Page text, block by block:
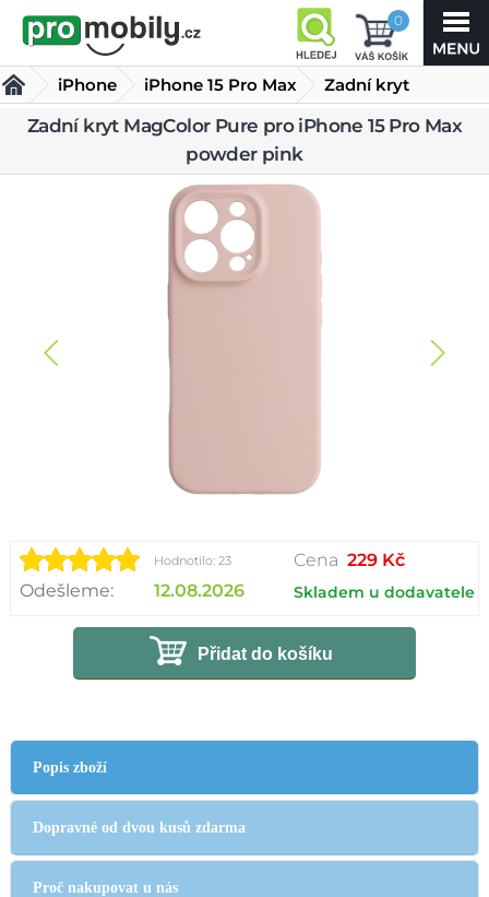
0
iPhone
iPhone 15 Pro Max
Kryty iPhone 15 Pro Max
Zadní kryt
MagColor Pure pro
iPhone 15 Pro Max powder
Zadní kryt MagColor Pure pro iPhone 15 Pro Max
powder pink
Hodnotilo: 23
Odešleme: 12.08.2026
Cena 229 Kč
Skladem u dodavatele
Přidat do košíku
Popis zboží
Dopravné od dvou kusů zdarma
Proč nakupovat u nás